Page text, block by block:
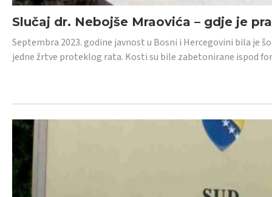
Slučaj dr. Nebojše Mraovića – gdje je
Septembra 2023. godine javnost u Bosni i Hercegovini bila je
jedne žrtve proteklog rata. Kosti su bile zabetonirane ispod